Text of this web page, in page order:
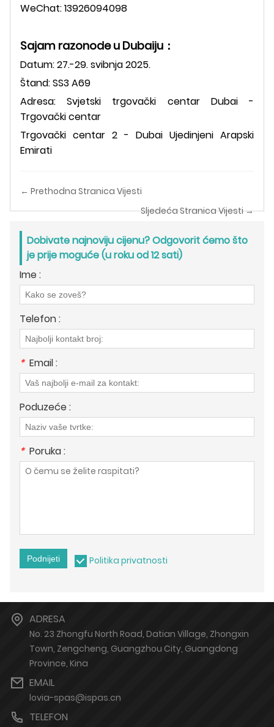
WeChat: 13926094098
Sajam razonode u Dubaiju：
Datum: 27.-29. svibnja 2025.
Štand: SS3 A69
Adresa: Svjetski trgovački centar Dubai -
Trgovački centar
Trgovački centar 2 - Dubai Ujedinjeni Arapski
Emirati
← Prethodna Stranica Vijesti
Sljedeća Stranica Vijesti →
Dobivate najnoviju cijenu? Odgovorit ćemo što
je prije moguće (u roku od 12 sati)
Ime :
Telefon :
* Email :
Poduzeće :
* Poruka :
Podnijeti Politika privatnosti
ADRESA
No. 23 Zhongfu North Road, Datian Village, Zhongxin
Town, Zengcheng, Guangzhou City, Guangdong
Province, Kina
EMAIL
lovia-spas@ispas.cn
TELEFON